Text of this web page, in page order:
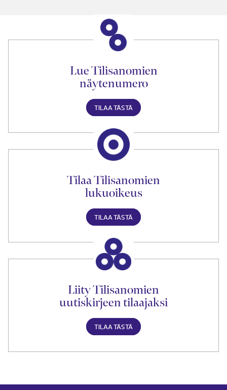
Lue Tilisanomien
näytenumero
TILAA TÄSTÄ
Tilaa Tilisanomien
lukuoikeus
TILAA TÄSTÄ
Liity Tilisanomien
uutiskirjeen tilaajaksi
TILAA TÄSTÄ